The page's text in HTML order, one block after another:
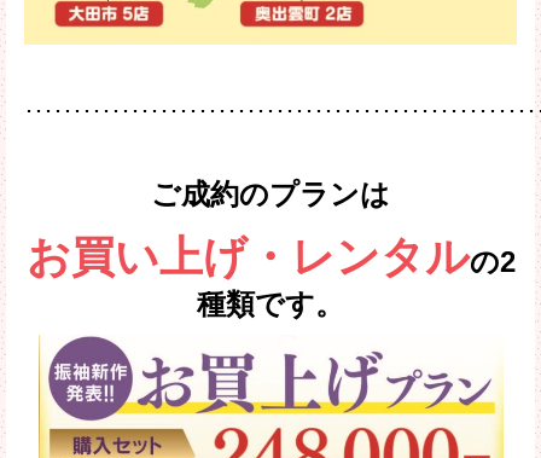
････････････････････････････････････････････････････
ご成約のプランは
お買い上げ・レンタルの2
種類です。